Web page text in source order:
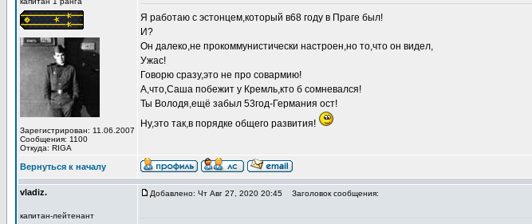
Зарегистрирован: 11.06.2007
Сообщения: 1100
Откуда: RIGA
Я работаю с эстонцем,который в68 году в Праге был!
И?
Он далеко,не прокоммунистически настроен,но то,что он видел,
Ужас!
Говорю сразу,это не про совармию!
А,что,Саша побежит у Кремль,кто б сомневался!
Ты Володя,ещё забыл 53год-Германия ост!
Ну,это так,в порядке общего развития!
Вернуться к началу
vladiz.
капитан-лейтенант
Добавлено: Чт Авг 27, 2020 20:45 Заголовок сообщения: